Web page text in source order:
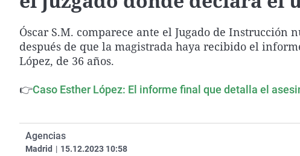
Óscar S.M. comparece ante el Jugado de Instrucción
después de que la magistrada haya recibido el
López, de 36 años.
👉Caso Esther López: El informe final que detalla el
Agencias
Madrid | 15.12.2023 10:58